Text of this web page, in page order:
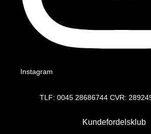
Instagram
TLF: 0045 28686744 CVR:
Kundefordelsklub